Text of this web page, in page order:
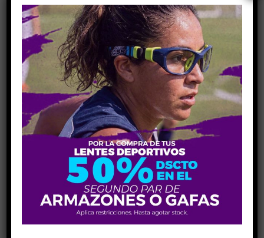
Añadir Al Carrito
COMPARE
Share Link:
INFORMACIÓN ADICIONAL
MEDIDAS H53-V44-P19-V145
ELIGE UN
Negro Matte C02D